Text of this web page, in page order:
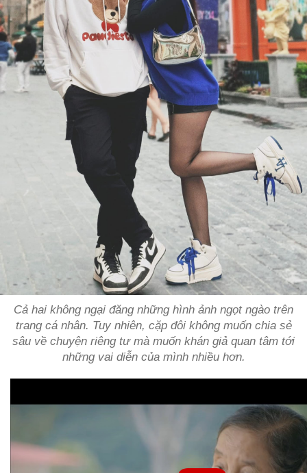
Cả hai không ngại đăng những hình ảnh ngọt ngào trên
trang cá nhân. Tuy nhiên, cặp đôi không muốn chia sẻ
sâu về chuyện riêng tư mà muốn khán giả quan tâm tới
những vai diễn của mình nhiều hơn.